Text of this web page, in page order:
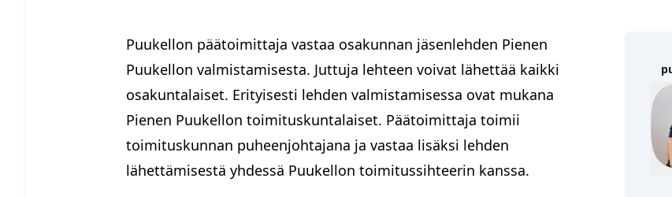
Pohjois-Karjalan valtuuskunta
Puukellon päätoimittaja vastaa osakunnan jäsenlehden Pienen
Puukellon valmistamisesta. Juttuja lehteen voivat lähettää kaikki
osakuntalaiset. Erityisesti lehden valmistamisessa ovat mukana
Pienen Puukellon toimituskuntalaiset. Päätoimittaja toimii
toimituskunnan puheenjohtajana ja vastaa lisäksi lehden
lähettämisestä yhdessä Puukellon toimitussihteerin kanssa.